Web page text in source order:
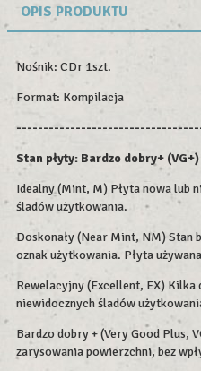
OPIS PRODUKTU
Nośnik: CDr 1szt.
Format: Kompilacja
Stan płyty: Bardzo dobry+ (VG+)
Idealny (Mint, M) Płyta nowa lub
śladów użytkowania.
Doskonały (Near Mint, NM) Stan
oznak użytkowania. Płyta
Rewelacyjny (Excellent, EX)
niewidocznych śladów
Bardzo dobry + (Very Good Plus,
zarysowania powierzchni, bez